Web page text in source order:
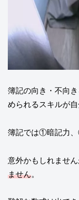
簿記の向き・不向
められるスキルが
簿記では①暗記力
意外かもしれません
ません。